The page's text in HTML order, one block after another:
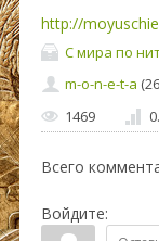
http://
С мира по
m-o-n-e-t-a
1469
Всего
Войдите: